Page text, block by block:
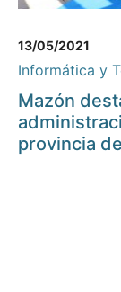
13/05/2021
Informática y
Mazón
provincia